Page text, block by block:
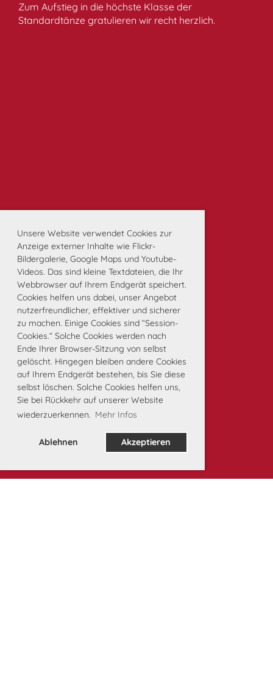
Unsere Website verwendet Cookies zur
Anzeige externer Inhalte wie Flickr-
Bildergalerie, Google Maps und Youtube-
Videos. Das sind kleine Textdateien, die Ihr
Webbrowser auf Ihrem Endgerät speichert.
Cookies helfen uns dabei, unser Angebot
nutzerfreundlicher, effektiver und sicherer
zu machen. Einige Cookies sind “Session-
Cookies.” Solche Cookies werden nach
Ende Ihrer Browser-Sitzung von selbst
gelöscht. Hingegen bleiben andere Cookies
auf Ihrem Endgerät bestehen, bis Sie diese
selbst löschen. Solche Cookies helfen uns,
Sie bei Rückkehr auf unserer Website
wiederzuerkennen. Mehr Infos
Ablehnen Akzeptieren
Zum Aufstieg in die höchste Klasse der
Standardtänze gratulieren wir recht herzlich.